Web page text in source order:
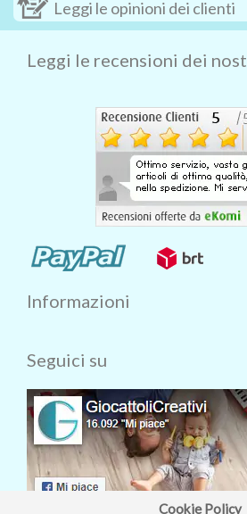
Cookie Policy
Leggi le opinioni dei clienti
Leggi le recensioni dei
Informazioni
Seguici su